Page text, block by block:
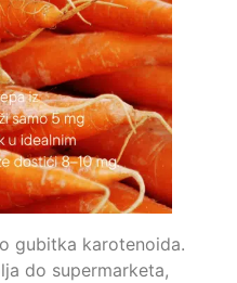
gubitka karotenoida.
do supermarketa,